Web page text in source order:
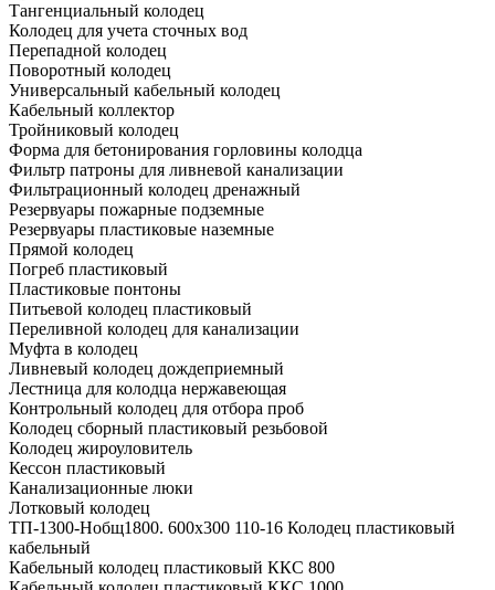
Тангенциальный колодец
Колодец для учета сточных вод
Перепадной колодец
Поворотный колодец
Универсальный кабельный колодец
Кабельный коллектор
Тройниковый колодец
Форма для бетонирования горловины колодца
Фильтр патроны для ливневой канализации
Фильтрационный колодец дренажный
Резервуары пожарные подземные
Резервуары пластиковые наземные
Прямой колодец
Погреб пластиковый
Пластиковые понтоны
Питьевой колодец пластиковый
Переливной колодец для канализации
Муфта в колодец
Ливневый колодец дождеприемный
Лестница для колодца нержавеющая
Контрольный колодец для отбора проб
Колодец сборный пластиковый резьбовой
Колодец жироуловитель
Кессон пластиковый
Канализационные люки
Лотковый колодец
ТП-1300-Hобщ1800. 600х300 110-16 Колодец пластиковый
кабельный
Кабельный колодец пластиковый ККС 800